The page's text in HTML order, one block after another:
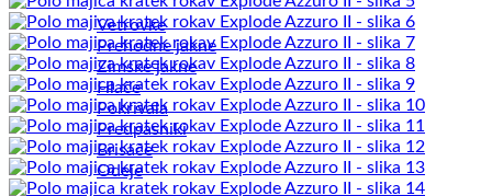
Vetrovke
Prehodne jakne
Zimske jakne
Hlače
Pokrivala
Predpasniki
Brisače
Odeje